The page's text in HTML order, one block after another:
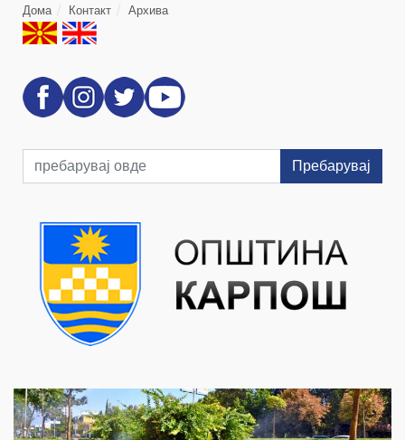
Дома Контакт Архива
Пребарувај